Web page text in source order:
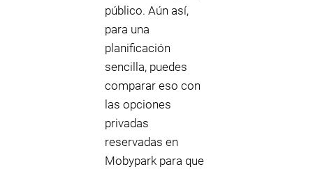
público. Aún así,
para una
planificación
sencilla, puedes
comparar eso con
las opciones
privadas
reservadas en
Mobypark para que